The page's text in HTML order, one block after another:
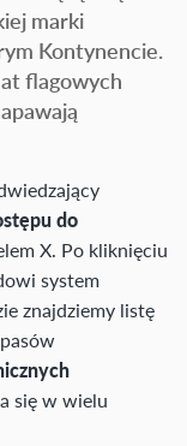
marki
Kontynencie.
flagowych
do
X. Po kliknięciu
system
znajdziemy listę
się w wielu